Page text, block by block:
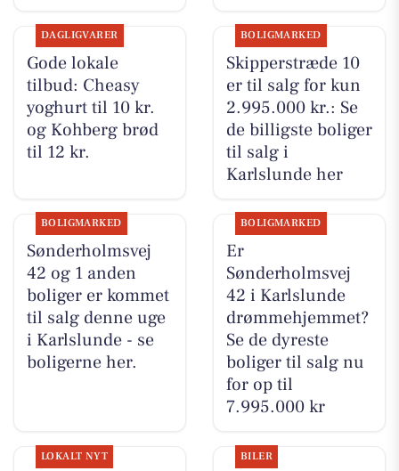
DAGLIGVARER
Gode lokale
tilbud: Cheasy
yoghurt til 10 kr.
og Kohberg brød
til 12 kr.
BOLIGMARKED
Skipperstræde 10
er til salg for kun
2.995.000 kr.: Se
de billigste boliger
til salg i
Karlslunde her
BOLIGMARKED
Sønderholmsvej
42 og 1 anden
boliger er kommet
til salg denne uge
i Karlslunde - se
boligerne her.
BOLIGMARKED
Er
Sønderholmsvej
42 i Karlslunde
drømmehjemmet?
Se de dyreste
boliger til salg nu
for op til
7.995.000 kr
LOKALT NYT BILER